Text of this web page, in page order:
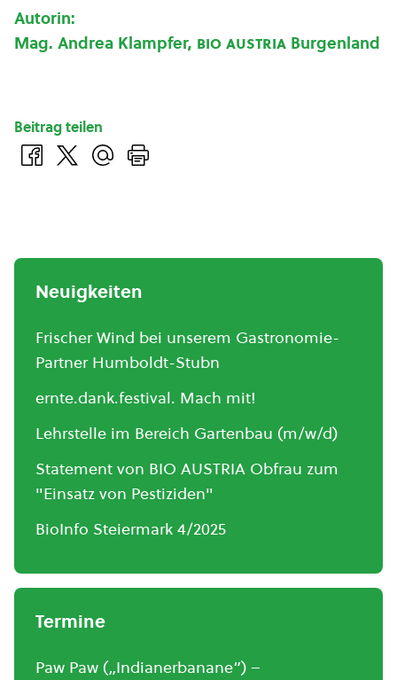
Autorin:
Mag. Andrea Klampfer, bio austria Burgenland
Beitrag teilen
Neuigkeiten
Frischer Wind bei unserem Gastronomie-
Partner Humboldt-Stubn
ernte.dank.festival. Mach mit!
Lehrstelle im Bereich Gartenbau (m/w/d)
Statement von BIO AUSTRIA Obfrau zum
"Einsatz von Pestiziden"
BioInfo Steiermark 4/2025
Termine
Paw Paw („Indianerbanane“) –